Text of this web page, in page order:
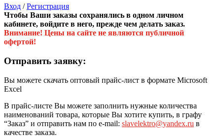
Вход /Регистрация
Чтобы Ваши заказы сохранялись в одном личном
кабинете, войдите в него, прежде чем делать заказ.
Внимание! Цены на сайте не являются публичной
офертой!
Отправить заявку:
Вы можете скачать оптовый прайс-лист в формате Microsoft
Excel
В прайс-листе Вы можете заполнить нужные количества
наименований товара, которые Вы хотите купить, в графу
“Заказ” и отправить нам по e-mail: slavelektro@yandex.ru в
качестве заказа.